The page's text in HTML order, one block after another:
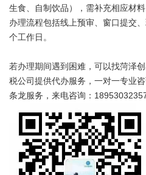
生食、自制饮品），需补充相应材料
办理流程包括线上预审、窗口提交
个工作日。
若办理期间遇到困难，可以找菏泽
税公司提供代办服务，一对一专业
条龙服务，来电咨询：